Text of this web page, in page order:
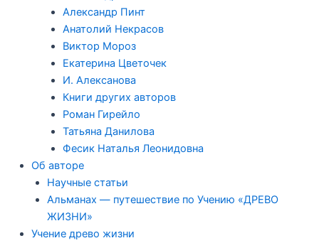
Александр Пинт
Анатолий Некрасов
Виктор Мороз
Екатерина Цветочек
И. Алексанова
Книги других авторов
Роман Гирейло
Татьяна Данилова
Фесик Наталья Леонидовна
Об авторе
Научные статьи
Альманах — путешествие по Учению «ДРЕВО
ЖИЗНИ»
Учение древо жизни